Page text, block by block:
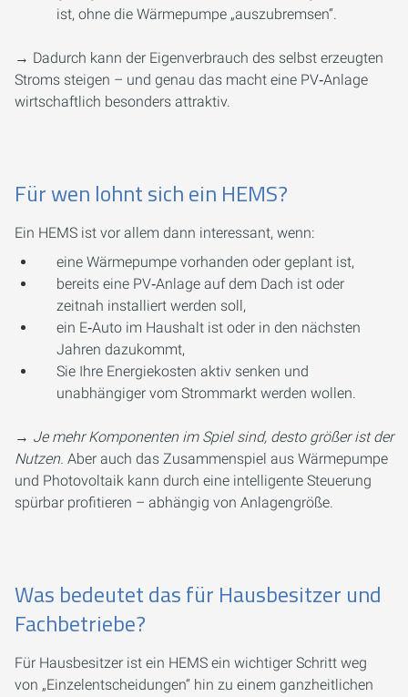
ist, ohne die Wärmepumpe „auszubremsen“.
→ Dadurch kann der Eigenverbrauch des selbst erzeugten
Stroms steigen – und genau das macht eine PV‑Anlage
wirtschaftlich besonders attraktiv.
Für wen lohnt sich ein HEMS?
Ein HEMS ist vor allem dann interessant, wenn:
eine Wärmepumpe vorhanden oder geplant ist,
bereits eine PV‑Anlage auf dem Dach ist oder
zeitnah installiert werden soll,
ein E‑Auto im Haushalt ist oder in den nächsten
Jahren dazukommt,
Sie Ihre Energiekosten aktiv senken und
unabhängiger vom Strommarkt werden wollen.
→ Je mehr Komponenten im Spiel sind, desto größer ist der
Nutzen. Aber auch das Zusammenspiel aus Wärmepumpe
und Photovoltaik kann durch eine intelligente Steuerung
spürbar profitieren – abhängig von Anlagengröße.
Was bedeutet das für Hausbesitzer und
Fachbetriebe?
Für Hausbesitzer ist ein HEMS ein wichtiger Schritt weg
von „Einzelentscheidungen“ hin zu einem ganzheitlichen